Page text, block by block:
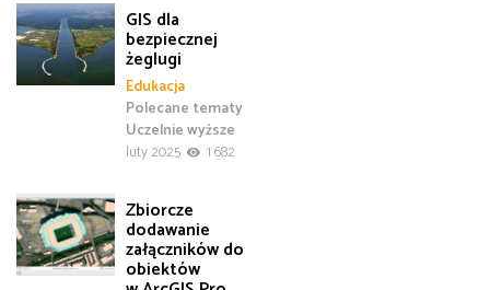
GIS dla
bezpiecznej
żeglugi
Edukacja
Polecane tematy
Uczelnie wyższe
luty 2025
1 682
Zbiorcze
dodawanie
załączników do
obiektów